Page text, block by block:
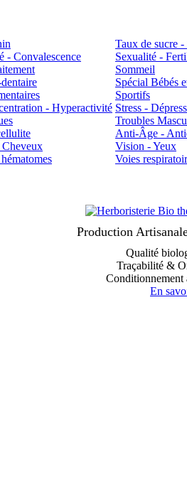
- Convalescence
- Hyperactivité
Cheveux
Taux de sucre
Sexualité -
Sommeil
Spécial Bébés
Sportifs
Stress -
Troubles
Anti-Âge -
Vision - Yeux
Voies
Production
Qualité
Traçabilité &
Conditionnement
En